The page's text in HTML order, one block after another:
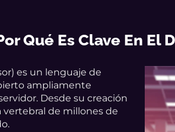
Qué Es Clave En El
es un lenguaje de
ampliamente
Desde su creación
vertebral de millones de